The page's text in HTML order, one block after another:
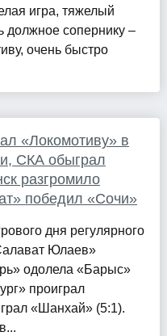
игра, тяжелый
должное сопернику –
очень быстро
«Локомотиву» в
СКА обыграл
разгромило
победил «Сочи»
дня регулярного
Юлаев»
одолела «Барыс»
проиграл
«Шанхай» (5:1).